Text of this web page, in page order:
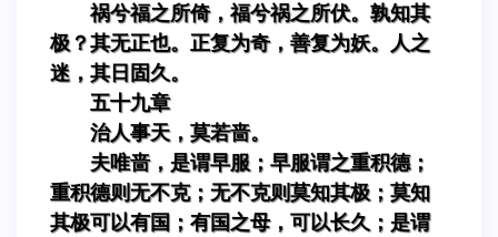
祸兮福之所倚，福兮祸之所伏。孰知其
极？其无正也。正复为奇，善复为妖。人之
迷，其日固久。
五十九章
治人事天，莫若啬。
夫唯啬，是谓早服；早服谓之重积德；
重积德则无不克；无不克则莫知其极；莫知
其极可以有国；有国之母，可以长久；是谓